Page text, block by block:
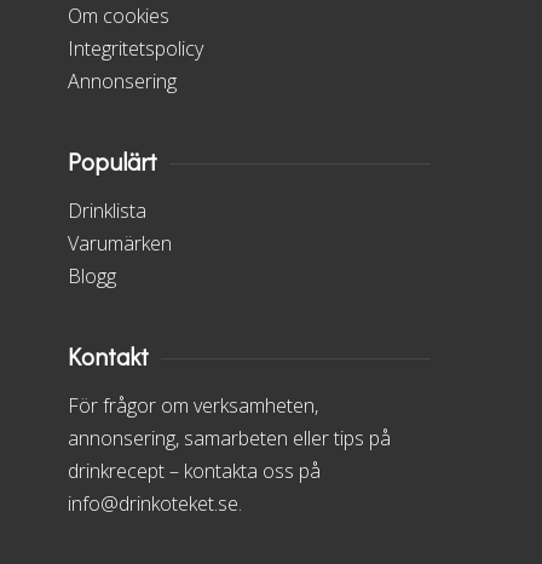
Om cookies
Integritetspolicy
Annonsering
Populärt
Drinklista
Varumärken
Blogg
Kontakt
För frågor om verksamheten,
annonsering, samarbeten eller tips på
drinkrecept – kontakta oss på
info@drinkoteket.se.